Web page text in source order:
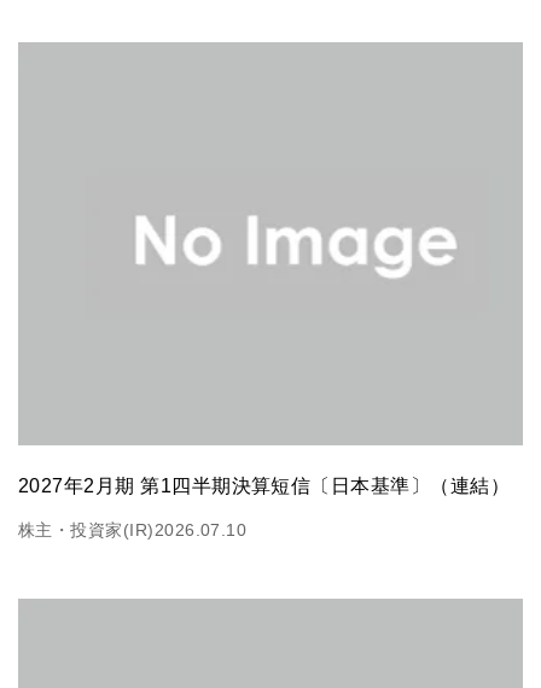
2027年2月期 第1四半期決算短信〔日本基準〕（連結）
株主・投資家(IR)2026.07.10